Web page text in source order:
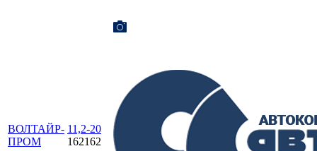
ВОЛТАЙР-
ПРОМ
11,2-20
162162